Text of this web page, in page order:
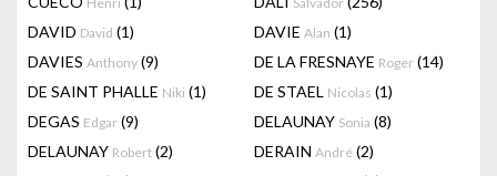
DAVID David (1) DAVIE Alan (1)
DAVIES Anthony (9) DE LA FRESNAYE Roger (14)
DE SAINT PHALLE Niki (1) DE STAEL Nicolas (1)
DEGAS Edgar (9) DELAUNAY Sonia (8)
DELAUNAY Robert (2) DERAIN André (2)